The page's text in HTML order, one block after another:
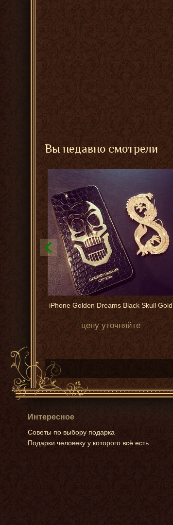
Вы недавно смотрели
iPhone Goldеn Drеams Black Skull Gold
цену уточняйте
Интересное
Советы по выбору подарка
Подарки человеку у которого всё есть